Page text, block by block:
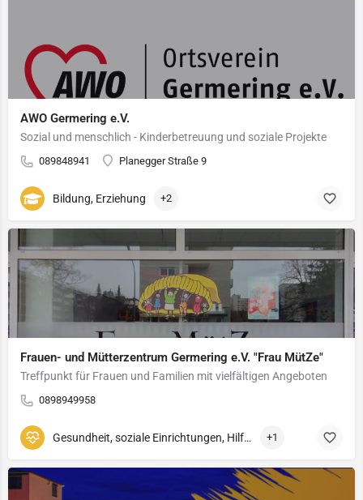
AWO Germering e.V.
Sozial und menschlich - Kinderbetreuung und soziale Projekte
089848941 Planegger Straße 9
Bildung, Erziehung +2
Frauen- und Mütterzentrum Germering e.V. "Frau MütZe"
Treffpunkt für Frauen und Familien mit vielfältigen Angeboten
0898949958
Gesundheit, soziale Einrichtungen, Hilfswerke +1